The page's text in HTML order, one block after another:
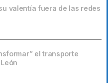
valentía fuera de las redes
el transporte